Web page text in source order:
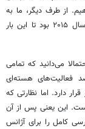
از طرف دیگر، ما به
اراده‌ای سیاسی نیاز داریم، به همان چیزی که گفتم در سال ۲۰۱۵ بود تا این بار
می‌دانید که تمامی
ما، فعالیت‌های هسته‌ای‌مان، حدود ۲ درصد فعالیت‌های هسته‌ای
دارد. اما نظارتی که
آژانس است. این یعنی پس از آن
کامل را برای آژانس